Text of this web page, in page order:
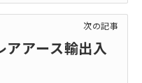
次の記事
アース輸出入